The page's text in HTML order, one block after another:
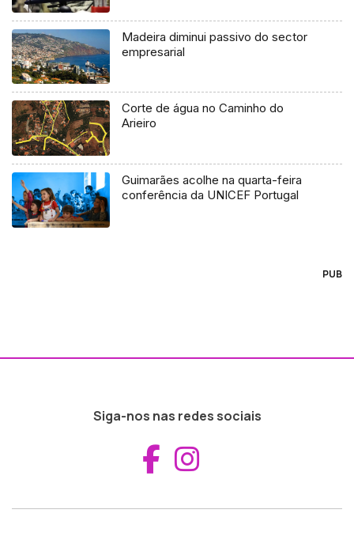
Madeira diminui passivo do sector
empresarial
Corte de água no Caminho do
Arieiro
Guimarães acolhe na quarta-feira
conferência da UNICEF Portugal
PUB
Siga-nos nas redes sociais
Aceder ao